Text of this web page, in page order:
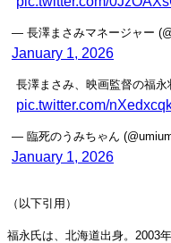
— 長澤まさみマネージャー
January 1, 2026
長澤まさみ、映画監督の福永
pic.twitter.com/
— 臨死のうみちゃん
January 1, 2026
（以下引用）
福永氏は、北海道出身。2003